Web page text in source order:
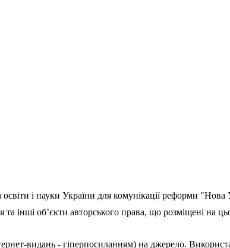
освіти і науки України для комунікації реформи
інші об’єкти авторського права, що розміщені на
видань - гіперпосиланням) на джерело.